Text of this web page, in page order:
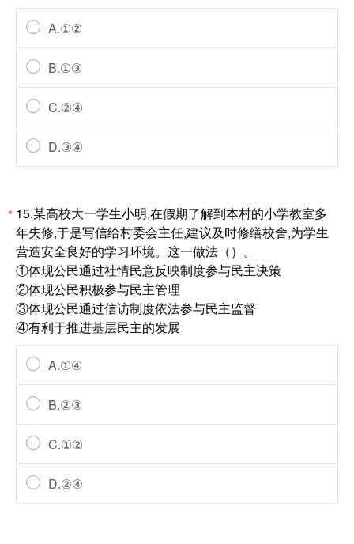
A.①②
B.①③
C.②④
D.③④
* 15.某高校大一学生小明,在假期了解到本村的小学教室多
年失修,于是写信给村委会主任,建议及时修缮校舍,为学生
营造安全良好的学习环境。这一做法（）。
①体现公民通过社情民意反映制度参与民主决策
②体现公民积极参与民主管理
③体现公民通过信访制度依法参与民主监督
④有利于推进基层民主的发展
A.①④
B.②③
C.①②
D.②④